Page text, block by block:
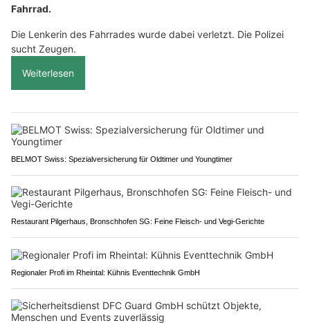
Fahrrad.
Die Lenkerin des Fahrrades wurde dabei verletzt. Die Polizei
sucht Zeugen.
Weiterlesen
BELMOT Swiss: Spezialversicherung für Oldtimer und Youngtimer
Restaurant Pilgerhaus, Bronschhofen SG: Feine Fleisch- und Vegi-Gerichte
Regionaler Profi im Rheintal: Kühnis Eventtechnik GmbH